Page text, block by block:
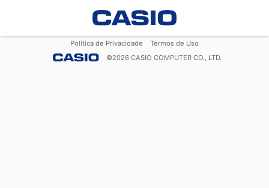
Política de Privacidade
Termos de Uso
©2026 CASIO COMPUTER CO., LTD.